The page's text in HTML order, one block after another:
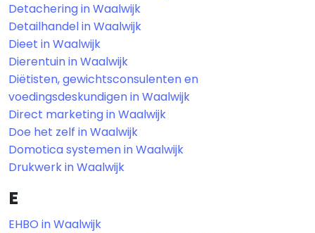
Detachering in Waalwijk
Detailhandel in Waalwijk
Dieet in Waalwijk
Dierentuin in Waalwijk
Diëtisten, gewichtsconsulenten en
voedingsdeskundigen in Waalwijk
Direct marketing in Waalwijk
Doe het zelf in Waalwijk
Domotica systemen in Waalwijk
Drukwerk in Waalwijk
E
EHBO in Waalwijk